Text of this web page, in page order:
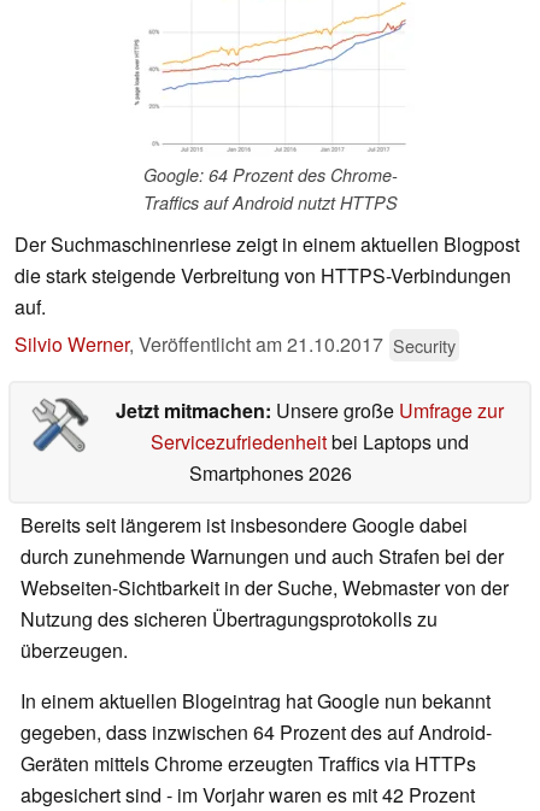
Google: 64 Prozent des Chrome-
Traffics auf Android nutzt HTTPS
Der Suchmaschinenriese zeigt in einem aktuellen Blogpost
die stark steigende Verbreitung von HTTPS-Verbindungen
auf.
Silvio Werner, Veröffentlicht am21.10.2017 Security
Jetzt mitmachen: Unsere große Umfrage zur
Servicezufriedenheitbei Laptops und
Smartphones 2026
Bereits seit längerem ist insbesondere Google dabei
durch zunehmende Warnungen und auch Strafen bei der
Webseiten-Sichtbarkeit in der Suche, Webmaster von der
Nutzung des sicheren Übertragungsprotokolls zu
überzeugen.
In einem aktuellen Blogeintrag hat Google nun bekannt
gegeben, dass inzwischen 64 Prozent des auf Android-
Geräten mittels Chrome erzeugten Traffics via HTTPs
abgesichert sind - im Vorjahr waren es mit 42 Prozent